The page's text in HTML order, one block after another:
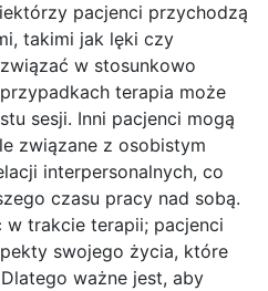
pacjenci przychodzą
takimi jak lęki czy
w stosunkowo
terapia może
sesji. Inni pacjenci mogą
związane z osobistym
interpersonalnych, co
czasu pracy nad sobą.
w trakcie terapii; pacjenci
swojego życia, które
ważne jest, aby